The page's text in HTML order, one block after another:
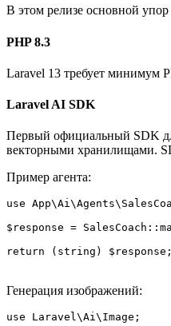
В этом релизе основной
PHP 8.3
Laravel 13 требует минимум
Laravel AI SDK
Первый официальный SDK
векторными хранилищами.
Пример агента:
use
$response =
Генерация изображений:
use Laravel\Ai\Image;